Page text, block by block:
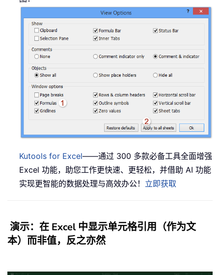
Kutools for Excel——通过 300 多款必备工具全面增强
Excel 功能，助您工作更快速、更轻松，并借助 AI 功能
实现更智能的数据处理与高效办公！ 立即获取
演示：在 Excel 中显示单元格引用（作为文
本）而非值，反之亦然